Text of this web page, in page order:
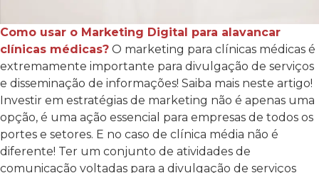
Como usar o Marketing Digital para alavancar
clínicas médicas? O marketing para clínicas médicas é
extremamente importante para divulgação de serviços
e disseminação de informações! Saiba mais neste artigo!
Investir em estratégias de marketing não é apenas uma
opção, é uma ação essencial para empresas de todos os
portes e setores. E no caso de clínica média não é
diferente! Ter um conjunto de atividades de
comunicação voltadas para a divulgação de serviços